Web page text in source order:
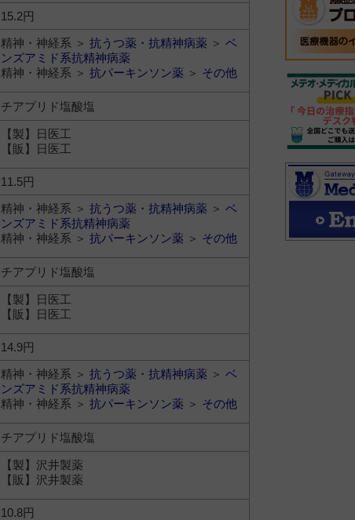
15.2円
精神・神経系 ＞ 抗うつ薬・抗精神病薬 ＞ ベ
ンズアミド系抗精神病薬
精神・神経系 ＞ 抗パーキンソン薬 ＞ その他
チアプリド塩酸塩
【製】日医工
【販】日医工
11.5円
精神・神経系 ＞ 抗うつ薬・抗精神病薬 ＞ ベ
ンズアミド系抗精神病薬
精神・神経系 ＞ 抗パーキンソン薬 ＞ その他
チアプリド塩酸塩
【製】日医工
【販】日医工
14.9円
精神・神経系 ＞ 抗うつ薬・抗精神病薬 ＞ ベ
ンズアミド系抗精神病薬
精神・神経系 ＞ 抗パーキンソン薬 ＞ その他
チアプリド塩酸塩
【製】沢井製薬
【販】沢井製薬
10.8円